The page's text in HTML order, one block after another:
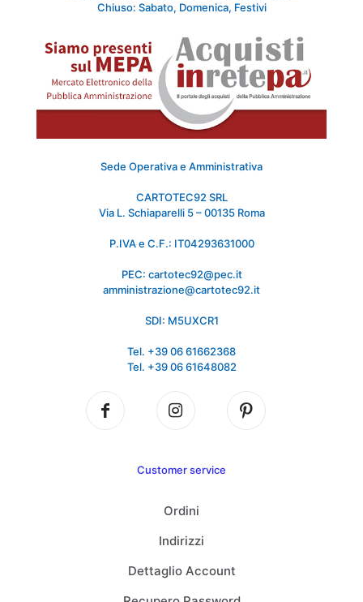
Chiuso: Sabato, Domenica, Festivi
Sede Operativa e Amministrativa
CARTOTEC92 SRL
Via L. Schiaparelli 5 – 00135 Roma
P.IVA e C.F.: IT04293631000
PEC: cartotec92@pec.it
amministrazione@cartotec92.it
SDI: M5UXCR1
Tel. +39 06 61662368
Tel. +39 06 61648082
Customer service
Ordini
Indirizzi
Dettaglio Account